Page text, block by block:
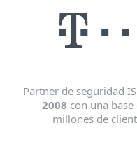
Partner de seguridad
2008 con una base
millones de